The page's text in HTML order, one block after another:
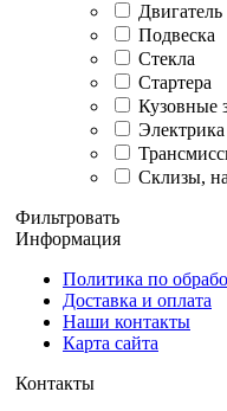
Двигатель
Подвеска
Стекла
Стартера
Кузовные
Электрика
Склизы,
Фильтровать
Информация
Политика по
Доставка и оплата
Наши контакты
Карта сайта
Контакты